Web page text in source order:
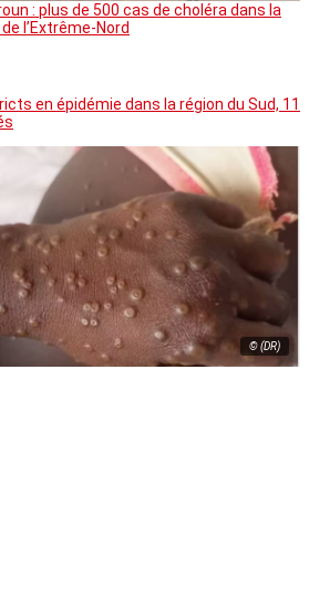
: plus de 500 cas de choléra dans la
l’Extrême-Nord
en épidémie dans la région du Sud, 11
© (DR)